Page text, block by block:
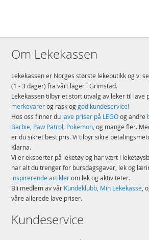
Alder: fra 7 år
Produktdetaljer
EAN 5702017592718
Merke LEGO
Om Lekekassen
Lekekassen er Norges største lekebutikk og vi
(1 - 3 dager) fra vårt lager i Grimstad.
Lekekassen tilbyr et stort utvalg av leker til lave
merkevarerog rask oggod kundeservice!
Hos oss finner du lave priser på LEGOog andre
Barbie, Paw Patrol, Pokemon, og mange fler.
er du sikret best pris. Vi tilbyr sikre
Klarna.
Vi er eksperter på leketøy og har vært i
har alt du trenger for bursdagsgaver, lek og
inspirerende artiklerom lek og aktiviteter.
Bli medlem av vår Kundeklubb, Min Lekekasse,
våre allerede lave priser.
Kundeservice